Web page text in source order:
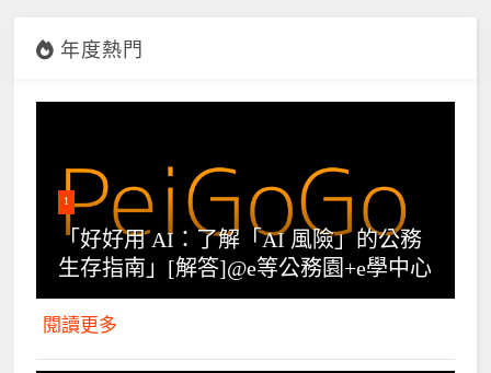
年度熱門
1
「好好用 AI：了解「AI 風險」的公務
生存指南」[解答]@e等公務園+e學中心
閱讀更多